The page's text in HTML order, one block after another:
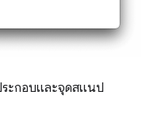
ะกอบและจุดสแนป